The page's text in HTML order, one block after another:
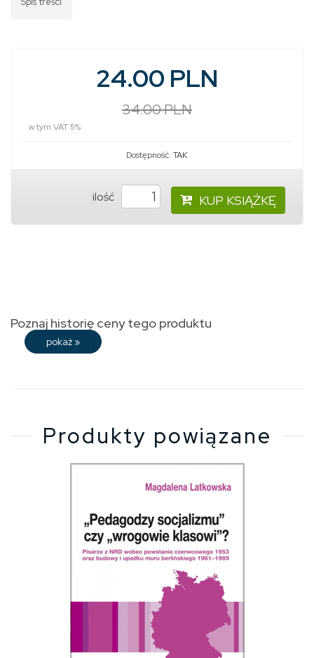
24.00 PLN
34.00 PLN
w tym VAT 5%
Dostępność: TAK
ilość KUP KSIĄŻKĘ
Poznaj historię ceny tego produktu
pokaż »
Produkty powiązane